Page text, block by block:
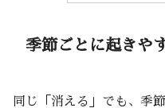
季節ごとに起きや
同じ「消える」でも、季